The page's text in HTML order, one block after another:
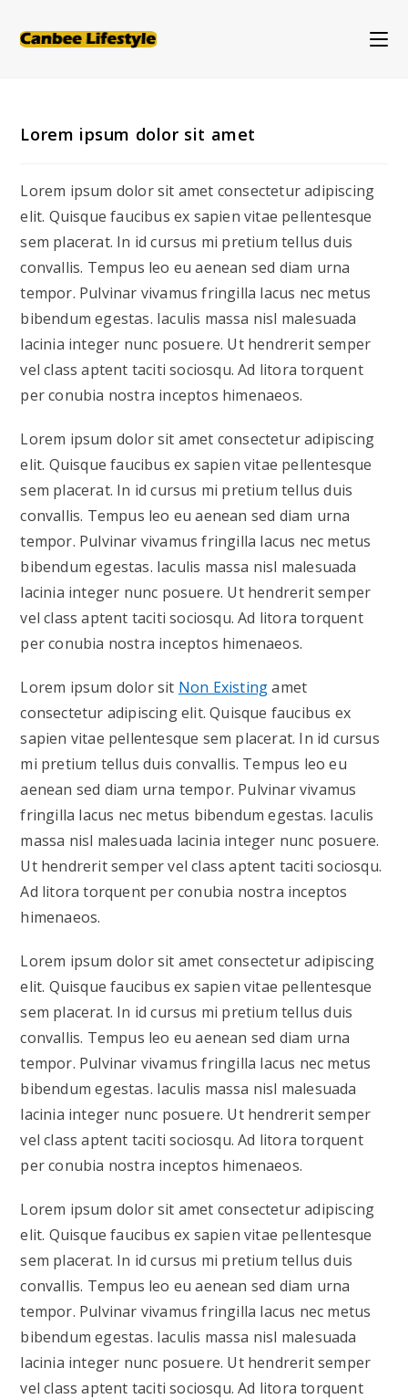
Lorem ipsum dolor sit amet
Lorem ipsum dolor sit amet consectetur adipiscing
elit. Quisque faucibus ex sapien vitae pellentesque
sem placerat. In id cursus mi pretium tellus duis
convallis. Tempus leo eu aenean sed diam urna
tempor. Pulvinar vivamus fringilla lacus nec metus
bibendum egestas. Iaculis massa nisl malesuada
lacinia integer nunc posuere. Ut hendrerit semper
vel class aptent taciti sociosqu. Ad litora torquent
per conubia nostra inceptos himenaeos.
Lorem ipsum dolor sit amet consectetur adipiscing
elit. Quisque faucibus ex sapien vitae pellentesque
sem placerat. In id cursus mi pretium tellus duis
convallis. Tempus leo eu aenean sed diam urna
tempor. Pulvinar vivamus fringilla lacus nec metus
bibendum egestas. Iaculis massa nisl malesuada
lacinia integer nunc posuere. Ut hendrerit semper
vel class aptent taciti sociosqu. Ad litora torquent
per conubia nostra inceptos himenaeos.
Lorem ipsum dolor sit Non Existingamet
consectetur adipiscing elit. Quisque faucibus ex
sapien vitae pellentesque sem placerat. In id cursus
mi pretium tellus duis convallis. Tempus leo eu
aenean sed diam urna tempor. Pulvinar vivamus
fringilla lacus nec metus bibendum egestas. Iaculis
massa nisl malesuada lacinia integer nunc posuere.
Ut hendrerit semper vel class aptent taciti sociosqu.
Ad litora torquent per conubia nostra inceptos
himenaeos.
Lorem ipsum dolor sit amet consectetur adipiscing
elit. Quisque faucibus ex sapien vitae pellentesque
sem placerat. In id cursus mi pretium tellus duis
convallis. Tempus leo eu aenean sed diam urna
tempor. Pulvinar vivamus fringilla lacus nec metus
bibendum egestas. Iaculis massa nisl malesuada
lacinia integer nunc posuere. Ut hendrerit semper
vel class aptent taciti sociosqu. Ad litora torquent
per conubia nostra inceptos himenaeos.
Lorem ipsum dolor sit amet consectetur adipiscing
elit. Quisque faucibus ex sapien vitae pellentesque
sem placerat. In id cursus mi pretium tellus duis
convallis. Tempus leo eu aenean sed diam urna
tempor. Pulvinar vivamus fringilla lacus nec metus
bibendum egestas. Iaculis massa nisl malesuada
lacinia integer nunc posuere. Ut hendrerit semper
vel class aptent taciti sociosqu. Ad litora torquent